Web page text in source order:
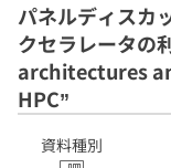
パネルディスカ
クセラレータの
architectures
HPC”
資料種別